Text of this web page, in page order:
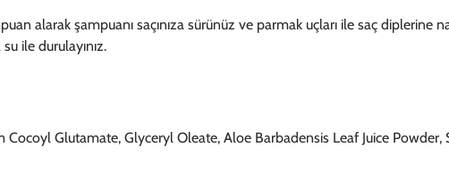
alarak şampuanı saçınıza sürünüz ve parmak uçları ile saç diplerine
ile durulayınız.
Glutamate, Glyceryl Oleate, Aloe Barbadensis Leaf Juice Powder,